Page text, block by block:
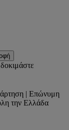
| Επώνυμη
την Ελλάδα